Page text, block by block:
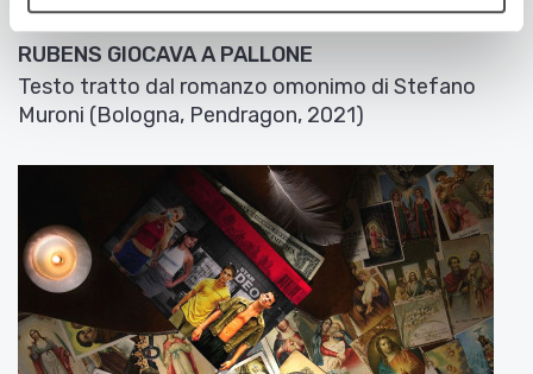
2 Dicembre 2021
RUBENS GIOCAVA A PALLONE
Testo tratto dal romanzo omonimo di Stefano
Muroni (Bologna, Pendragon, 2021)